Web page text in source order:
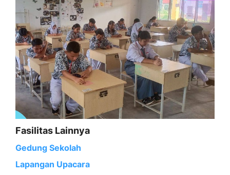
Fasilitas Lainnya
Gedung Sekolah
Lapangan Upacara